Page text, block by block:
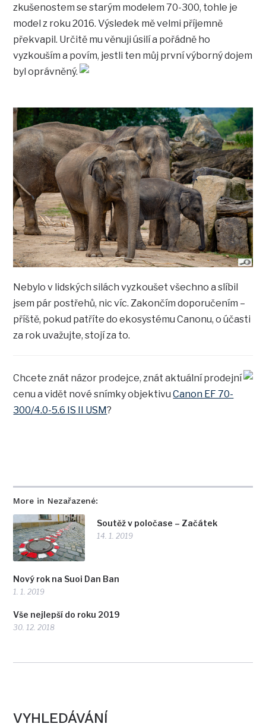
More in Nezařazené:
Soutěž v poločase – Začátek
14. 1. 2019
Nový rok na Suoi Dan Ban
1. 1. 2019
Vše nejlepší do roku 2019
30. 12. 2018
zkušenostem se starým modelem 70-300, tohle je
model z roku 2016. Výsledek mě velmi příjemně
překvapil. Určitě mu věnuji úsilí a pořádně ho
vyzkouším a povím, jestli ten můj první výborný dojem
byl oprávněný.
Nebylo v lidských silách vyzkoušet všechno a slíbil
jsem pár postřehů, nic víc. Zakončím doporučením –
příště, pokud patříte do ekosystému Canonu, o účasti
za rok uvažujte, stojí za to.
Chcete znát názor prodejce, znát aktuální prodejní
cenu a vidět nové snímky objektivuCanon EF 70-
300/4.0-5.6 IS II USM?
VYHLEDÁVÁNÍ